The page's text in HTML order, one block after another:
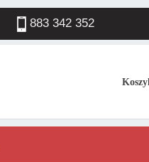
883 342 352